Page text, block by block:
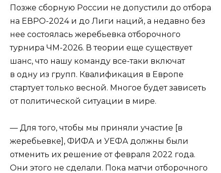
Позже сборную России не допустили до отбора
на ЕВРО-2024 и до Лиги наций, а недавно без
нее состоялась жеребьевка отборочного
турнира ЧМ-2026. В теории еще существует
шанс, что нашу команду все-таки включат
в одну из групп. Квалификация в Европе
стартует только весной. Многое будет зависеть
от политической ситуации в мире.
— Для того, чтобы мы приняли участие [в
жеребьевке], ФИФА и УЕФА должны были
отменить их решение от февраля 2022 года.
Они этого не сделали. Пока матчи отборочного